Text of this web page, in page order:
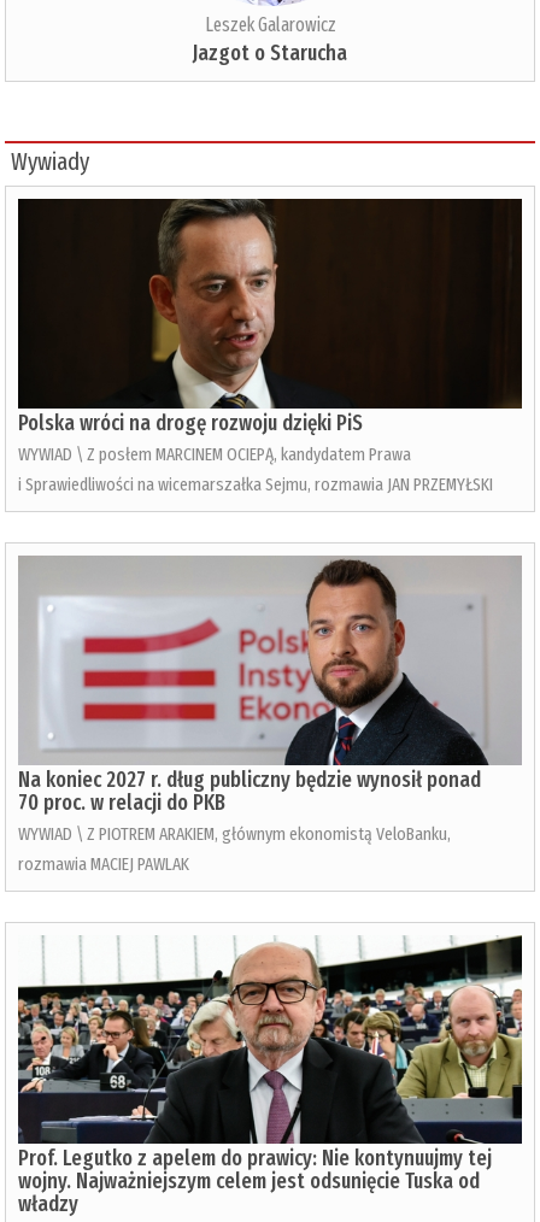
Leszek Galarowicz
Jazgot o Starucha
Wywiady
Polska wróci na drogę rozwoju dzięki PiS
WYWIAD \ Z posłem MARCINEM OCIEPĄ, kandydatem Prawa
i Sprawiedliwości na wicemarszałka Sejmu, rozmawia JAN PRZEMYŁSKI
Na koniec 2027 r. dług publiczny będzie wynosił ponad
70 proc. w relacji do PKB
WYWIAD \ Z PIOTREM ARAKIEM, głównym ekonomistą VeloBanku,
rozmawia MACIEJ PAWLAK
Prof. Legutko z apelem do prawicy: Nie kontynuujmy tej
wojny. Najważniejszym celem jest odsunięcie Tuska od
władzy